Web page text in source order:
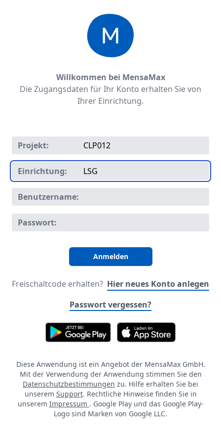
Willkommen bei MensaMax
Die Zugangsdaten für Ihr Konto erhalten Sie von
Ihrer Einrichtung.
Projekt:
Einrichtung:
Benutzername:
Passwort:
Freischaltcode erhalten? Hier neues Konto anlegen
Passwort vergessen?
Diese Anwendung ist ein Angebot der MensaMax GmbH.
Mit der Verwendung der Anwendung stimmen Sie den
Datenschutzbestimmungen zu. Hilfe erhalten Sie bei
unserem Support. Rechtliche Hinweise finden Sie in
unserem Impressum . Google Play und das Google Play-
Logo sind Marken von Google LLC.